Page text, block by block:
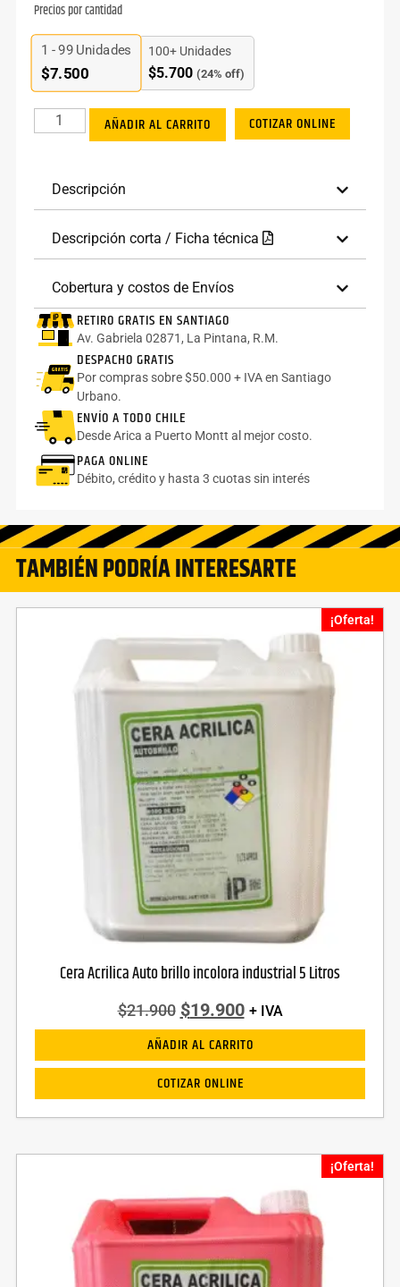
Precios por cantidad
1 - 99 Unidades
$7.500
100+ Unidades
$5.700 (24% off)
AÑADIR AL CARRITO COTIZAR ONLINE
Descripción
Descripción corta / Ficha técnica
Cobertura y costos de Envíos
RETIRO GRATIS EN SANTIAGO
Av. Gabriela 02871, La Pintana, R.M.
DESPACHO GRATIS
Por compras sobre $50.000 + IVA en Santiago
Urbano.
ENVÍO A TODO CHILE
Desde Arica a Puerto Montt al mejor costo.
PAGA ONLINE
Débito, crédito y hasta 3 cuotas sin interés
TAMBIÉN PODRÍA INTERESARTE
¡Oferta!
Cera Acrilica Auto brillo incolora industrial 5 Litros
$21.900 $19.900 + IVA
AÑADIR AL CARRITO
COTIZAR ONLINE
¡Oferta!